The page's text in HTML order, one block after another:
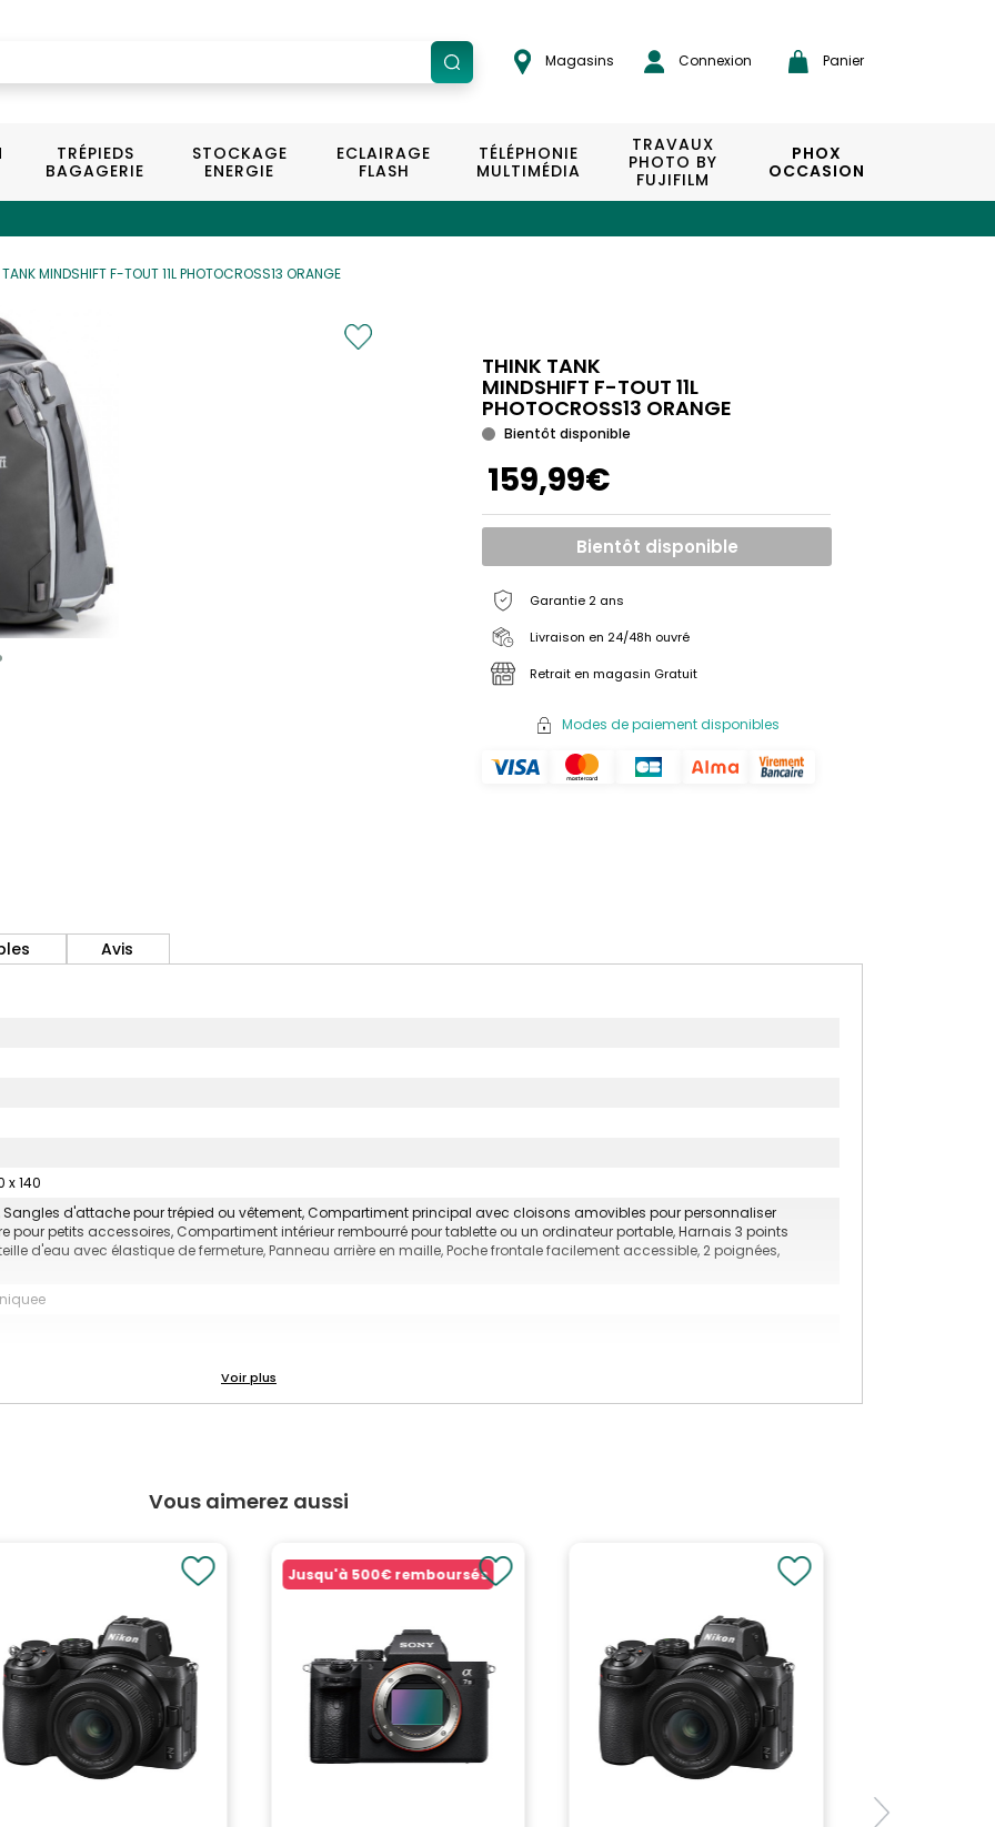
Magasins Connexion Panier
TRÉPIEDS
BAGAGERIE
STOCKAGE
ENERGIE
ECLAIRAGE
FLASH
TÉLÉPHONIE
MULTIMÉDIA
TRAVAUX
PHOTO BY
FUJIFILM
PHOX
OCCASION
MINDSHIFT F-TOUT 11L PHOTOCROSS13 ORANGE
THINK TANK
MINDSHIFT F-TOUT 11L
PHOTOCROSS13 ORANGE
Bientôt disponible
159,99€
Bientôt disponible
Garantie 2 ans
Livraison en 24/48h ouvré
Retrait en magasin Gratuit
Modes de paiement disponibles
Avis
x 140
Sangles d'attache pour trépied ou vêtement, Compartiment principal avec cloisons amovibles pour personnaliser
petits accessoires, Compartiment intérieur rembourré pour tablette ou un ordinateur portable, Harnais 3 points
d'eau avec élastique de fermeture, Panneau arrière en maille, Poche frontale facilement accessible, 2 poignées,
un 70-200mm f/2.8 et une tablette (ou ordinateur portable) 13”
Vous aimerez aussi
Jusqu'à 500€ remboursés